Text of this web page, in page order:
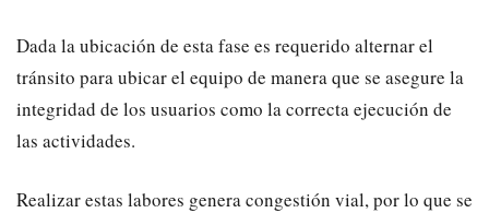
Dada la ubicación de esta fase es requerido alternar el
tránsito para ubicar el equipo de manera que se asegure la
integridad de los usuarios como la correcta ejecución de
las actividades.
Realizar estas labores genera congestión vial, por lo que se